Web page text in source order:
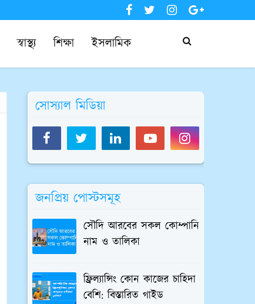
স্বাস্থ্য শিক্ষা ইসলামিক
সোস্যাল মিডিয়া
জনপ্রিয় পোস্টসমূহ
সৌদি আরবের সকল কোম্পানি
নাম ও তালিকা
ফ্রিল্যান্সিং কোন কাজের চাহিদা
বেশি: বিস্তারিত গাইড